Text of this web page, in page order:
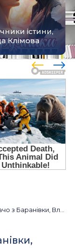
істини,
Клімова
Влада Клімова 📚 - Українською